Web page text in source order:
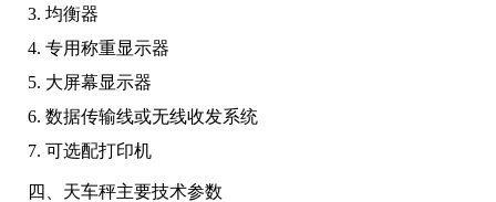
3. 均衡器
4. 专用称重显示器
5. 大屏幕显示器
6. 数据传输线或无线收发系统
7. 可选配打印机
四、天车秤主要技术参数